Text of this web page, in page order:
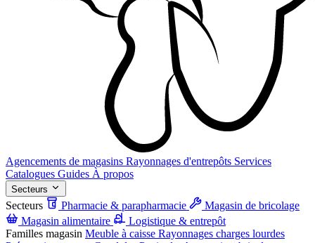
Agencements de magasins Rayonnages d'entrepôts Services
Catalogues Guides À propos
Secteurs
Secteurs Pharmacie & parapharmacie
Magasin de bricolage
Magasin alimentaire
Logistique & entrepôt
Familles magasin Meuble à caisse Rayonnages charges lourdes